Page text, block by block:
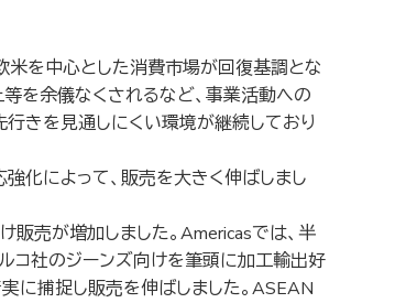
米を中心とした消費市場が回復基調とな
を余儀なくされるなど、事業活動への
行きを見通しにくい環境が継続しており
化によって、販売を大きく伸ばしまし
売が増加しました。Americasでは、半
コ社のジーンズ向けを筆頭に加工輸出好
に捕捉し販売を伸ばしました。ASEAN